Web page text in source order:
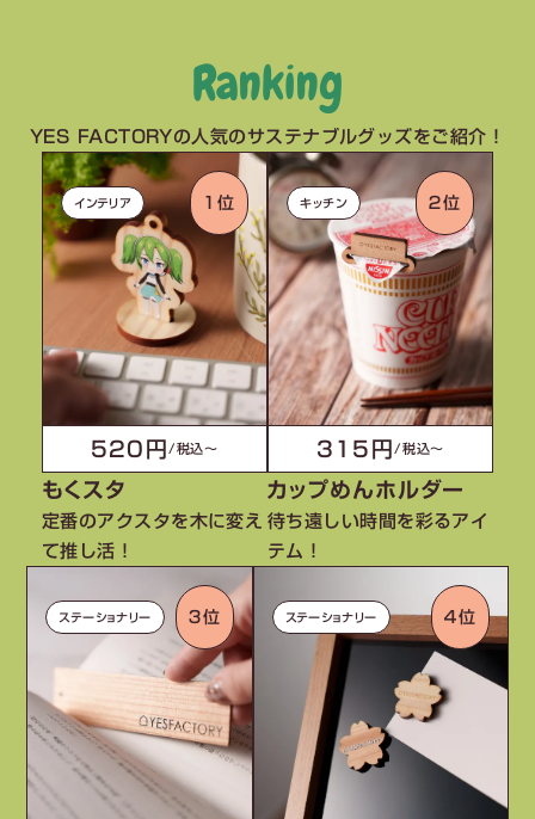
Ranking
YES FACTORYの人気のサステナブルグッズをご紹介！
インテリア １位
520円/税込〜
もくスタ
定番のアクスタを木に変え
て推し活！
キッチン ２位
315円/税込〜
カップめんホルダー
待ち遠しい時間を彩るアイ
テム！
ステーショナリー ３位 ステーショナリー ４位